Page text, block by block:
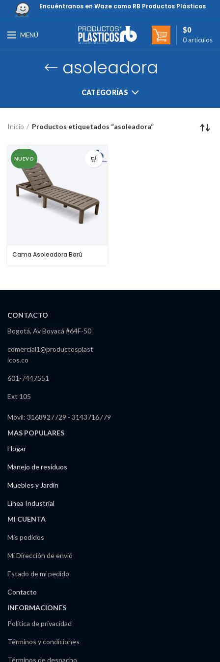
Encuéntranos en Waze como RB Productos Plásticos
MENÚ
0 artículos
$0
asoleadora
CATEGORÍAS
Inicio Productos etiquetados “asoleadora”
NUEVO
Cama Asoleadora Barú
CONTACTO
Bogotá, Av Boyacá #64F-50
comercial1@productosplast
icos.co
601-7447551
Ext 105
Movil: 3168927729 - 3143716779
MAS POPULARES
Hogar
Manejo de residuos
Muebles y Jardín
Línea Industrial
MI CUENTA
Mis pedidos
Mi Dirección de envió
Estado de mi pedido
Contacto
INFORMACIONES
Política de privacidad
Términos y condiciones
Términos de despacho